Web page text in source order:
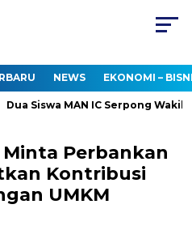
NEWS EKONOMI –
Siswa MAN IC Serpong Wakili
Perbankan
Kontribusi
UMKM